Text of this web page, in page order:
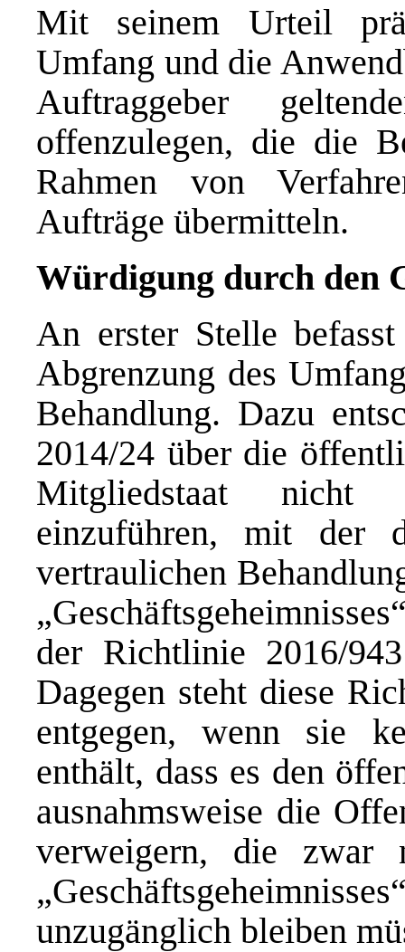
Mit seinem Urteil
Umfang und die
Auftraggeber
offenzulegen, die die
Rahmen von
Aufträge übermitteln.
Würdigung durch den
An erster Stelle
Abgrenzung des
Behandlung. Dazu
2014/24 über die
Mitgliedstaat nicht
einzuführen, mit der
vertraulichen
der Richtlinie 2016/
Dagegen steht diese
entgegen, wenn sie
enthält, dass es den
ausnahmsweise die
verweigern, die
unzugänglich bleiben